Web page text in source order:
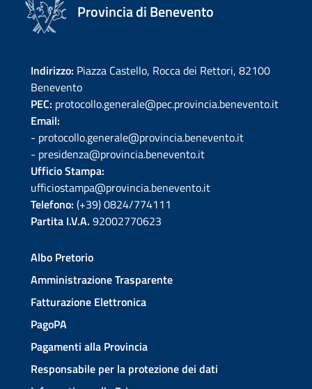
Provincia di Benevento
Indirizzo: Piazza Castello, Rocca dei Rettori, 82100
Benevento
PEC: protocollo.generale@pec.provincia.benevento.it
Email:
- protocollo.generale@provincia.benevento.it
- presidenza@provincia.benevento.it
Ufficio Stampa:
ufficiostampa@provincia.benevento.it
Telefono: (+39) 0824/774111
Partita I.V.A. 92002770623
Albo Pretorio
Amministrazione Trasparente
Fatturazione Elettronica
PagoPA
Pagamenti alla Provincia
Responsabile per la protezione dei dati